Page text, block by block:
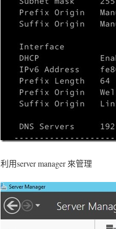
利用server manager 來管理